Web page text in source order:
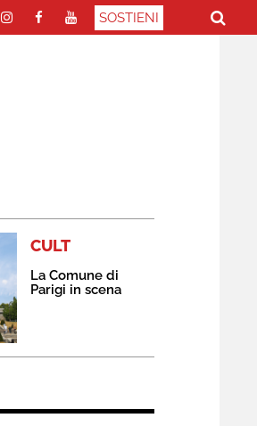
SOSTIENI
CULT
La Comune di
Parigi in scena